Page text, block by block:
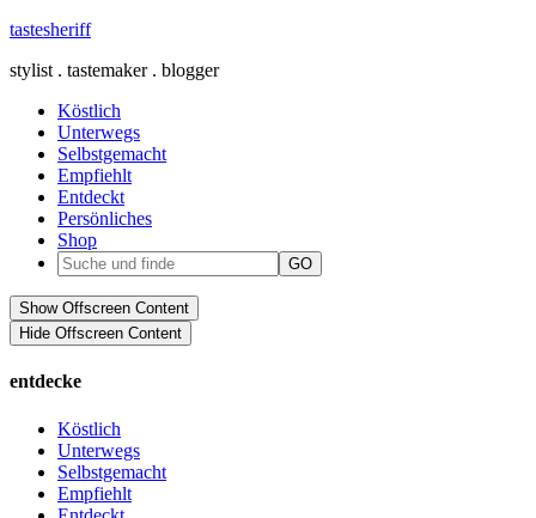
tastesheriff
stylist . tastemaker . blogger
Köstlich
Unterwegs
Selbstgemacht
Empfiehlt
Entdeckt
Persönliches
Shop
Show Offscreen Content
Hide Offscreen Content
entdecke
Köstlich
Unterwegs
Selbstgemacht
Empfiehlt